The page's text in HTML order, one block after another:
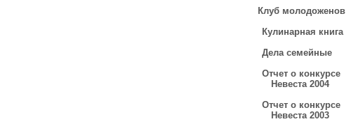
Клуб молодоженов
Кулинарная книга
Дела семейные
Отчет о конкурсе
Невеста 2004
Отчет о конкурсе
Невеста 2003